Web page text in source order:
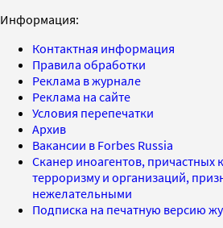
Информация:
Контактная информация
Правила обработки
Реклама в журнале
Реклама на сайте
Условия перепечатки
Архив
Вакансии в Forbes Russia
Сканер иноагентов, причастных
терроризму и организаций,
нежелательными
Подписка на печатную версию